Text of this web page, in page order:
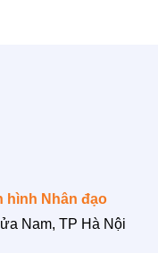
hình Nhân đạo
Nam, TP Hà Nội